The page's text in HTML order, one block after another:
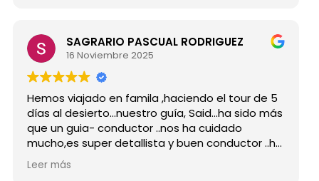
SAGRARIO PASCUAL RODRIGUEZ
16 Noviembre 2025
viajado en famila ,haciendo el tour de 5
desierto...nuestro guía, Said...ha sido más
guia- conductor ..nos ha cuidado
super detallista y buen conductor ..ha
atento a todas nuestras peticiones y
muchos lugares
grupo
Desde